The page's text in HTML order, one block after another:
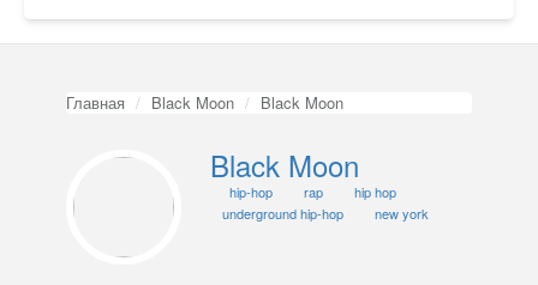
Главная Black Moon Black Moon
Black Moon
hip-hop rap
hip hop
underground hip-hop
new york